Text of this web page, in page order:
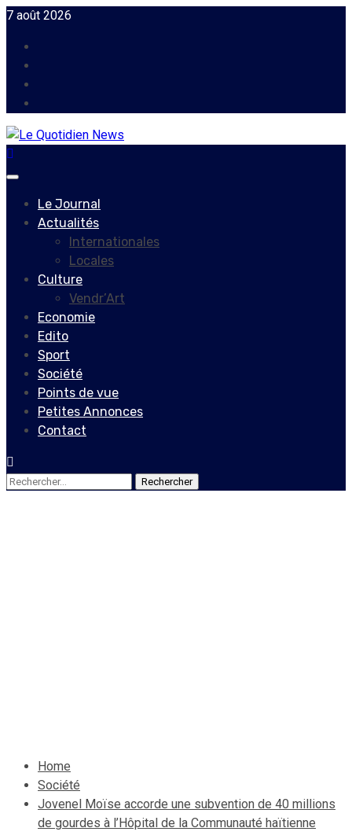
Skip
content
7 août 2026
Primary
Le Journal
Actualités
Internationales
Locales
Culture
Vendr’Art
Economie
Edito
Sport
Société
Points de vue
Petites Annonces
Contact
Rechercher :
Home
Société
Jovenel Moïse accorde une subvention de 40 millions
de gourdes à l’Hôpital de la Communauté haïtienne